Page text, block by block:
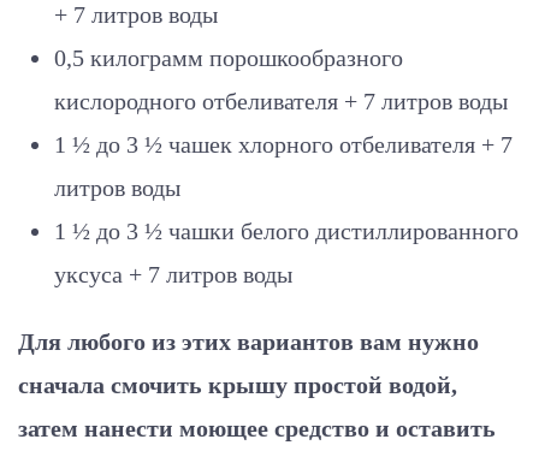
+ 7 литров воды
0,5 килограмм порошкообразного
кислородного отбеливателя + 7 литров воды
1 ½ до 3 ½ чашек хлорного отбеливателя + 7
литров воды
1 ½ до 3 ½ чашки белого дистиллированного
уксуса + 7 литров воды
Для любого из этих вариантов вам нужно
сначала смочить крышу простой водой,
затем нанести моющее средство и оставить